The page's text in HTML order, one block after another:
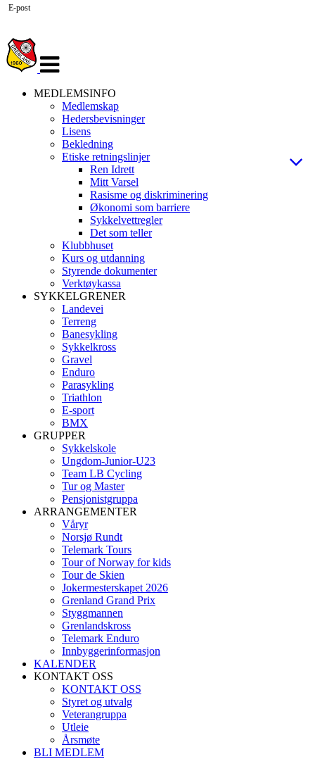
navigasjon
MEDLEMSINFO
Medlemskap
Hedersbevisninger
Lisens
Bekledning
Etiske retningslinjer
Ren Idrett
Mitt Varsel
Rasisme og diskriminering
Økonomi som barriere
Sykkelvettregler
Det som teller
Klubbhuset
Kurs og utdanning
Styrende dokumenter
Verktøykassa
SYKKELGRENER
Landevei
Terreng
Banesykling
Sykkelkross
Gravel
Enduro
Parasykling
Triathlon
E-sport
BMX
GRUPPER
Sykkelskole
Ungdom-Junior-U23
Team LB Cycling
Tur og Master
Pensjonistgruppa
ARRANGEMENTER
Våryr
Norsjø Rundt
Telemark Tours
Tour of Norway for kids
Tour de Skien
Jokermesterskapet 2026
Grenland Grand Prix
Styggmannen
Grenlandskross
Telemark Enduro
Innbyggerinformasjon
KALENDER
KONTAKT OSS
KONTAKT OSS
Styret og utvalg
Veterangruppa
Utleie
Årsmøte
BLI MEDLEM
E-post